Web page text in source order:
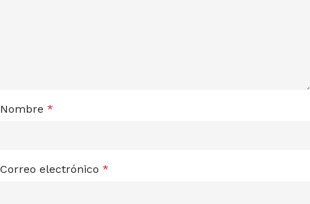
Nombre *
Correo electrónico *